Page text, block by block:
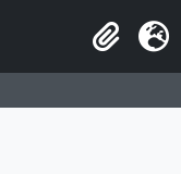
Clipboard